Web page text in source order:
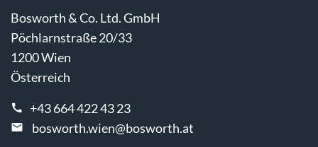
Bosworth & Co. Ltd. GmbH
Pöchlarnstraße 20/33
1200 Wien
Österreich
+43 664 422 43 23
bosworth.wien@bosworth.at